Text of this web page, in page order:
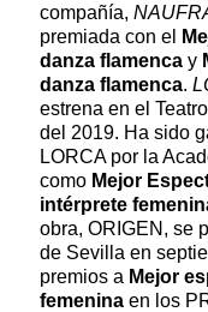
compañía,
premiada con el
danza flamenca y
danza flamenca.
estrena en el
del 2019. Ha sido
LORCA por la
como Mejor
intérprete
obra, ORIGEN, se
de Sevilla en
premios a Mejor
femenina en los